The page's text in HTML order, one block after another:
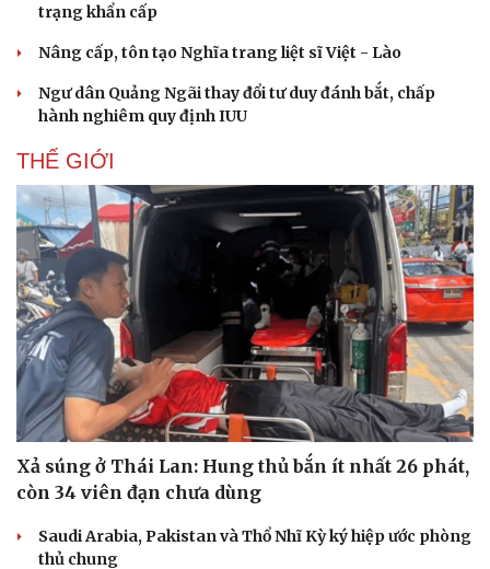
trạng khẩn cấp
Nâng cấp, tôn tạo Nghĩa trang liệt sĩ Việt - Lào
Ngư dân Quảng Ngãi thay đổi tư duy đánh bắt, chấp
hành nghiêm quy định IUU
THẾ GIỚI
Xả súng ở Thái Lan: Hung thủ bắn ít nhất 26 phát,
còn 34 viên đạn chưa dùng
Saudi Arabia, Pakistan và Thổ Nhĩ Kỳ ký hiệp ước phòng
thủ chung